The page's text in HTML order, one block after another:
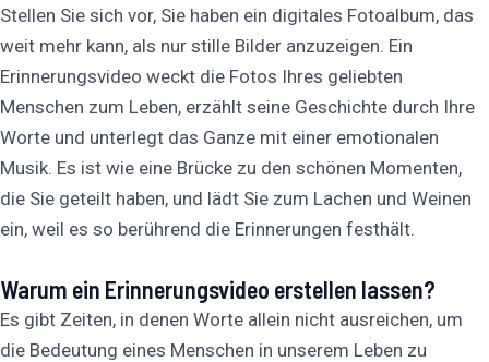
Stellen Sie sich vor, Sie haben ein digitales Fotoalbum, das
weit mehr kann, als nur stille Bilder anzuzeigen. Ein
Erinnerungsvideo weckt die Fotos Ihres geliebten
Menschen zum Leben, erzählt seine Geschichte durch Ihre
Worte und unterlegt das Ganze mit einer emotionalen
Musik. Es ist wie eine Brücke zu den schönen Momenten,
die Sie geteilt haben, und lädt Sie zum Lachen und Weinen
ein, weil es so berührend die Erinnerungen festhält.
Warum ein Erinnerungsvideo erstellen lassen?
Es gibt Zeiten, in denen Worte allein nicht ausreichen, um
die Bedeutung eines Menschen in unserem Leben zu